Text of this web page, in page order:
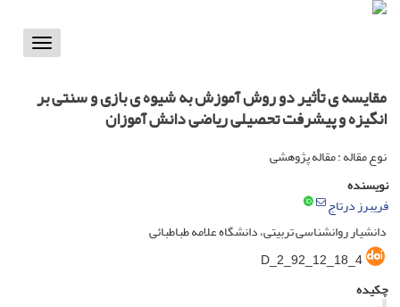
Toggle
مقایسه ی تأثیر دو روش آموزش به شیوه ی بازی و سنتی بر
انگیزه و پیشرفت تحصیلی ریاضی دانش آموزان
نوع مقاله : مقاله پژوهشی
نویسنده
فریبرز درتاج
دانشیار روانشناسی تربیتی، دانشگاه علامه طباطبائی
D_2_92_12_18_4
چکیده